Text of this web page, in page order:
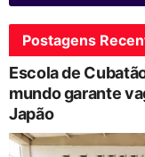
Postagens
Escola de
mundo garante
Japão